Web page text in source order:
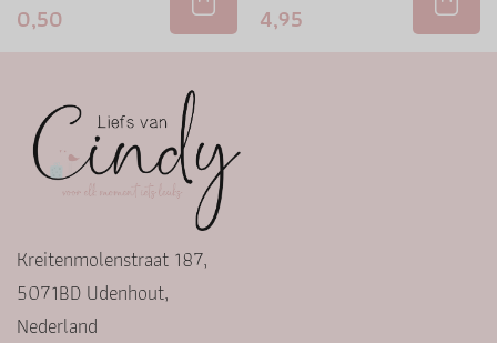
0,50 4,95
Kreitenmolenstraat 187,
5071BD Udenhout,
Nederland